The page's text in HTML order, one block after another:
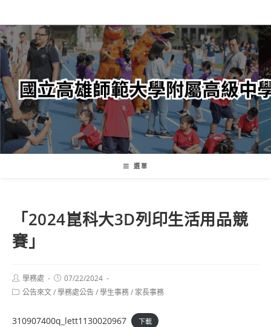
轉
至
主
內
容
選單
「2024崑科大3D列印生活用品競
賽」
Post
author:
學務處
Post
published:
07/22/2024
Post公告來文/學務處公告/學生事務/ 家長事務
310907400q_lett1130020967 下載